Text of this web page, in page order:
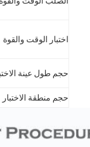
اختبار الوقت والقوة
حجم طول عينة
حجم منطقة الاختبار